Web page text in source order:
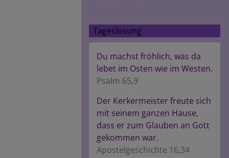
Tageslosung
Du machst fröhlich, was da
lebet im Osten wie im Westen.
Psalm 65,9
Der Kerkermeister freute sich
mit seinem ganzen Hause,
dass er zum Glauben an Gott
gekommen war.
Apostelgeschichte 16,34